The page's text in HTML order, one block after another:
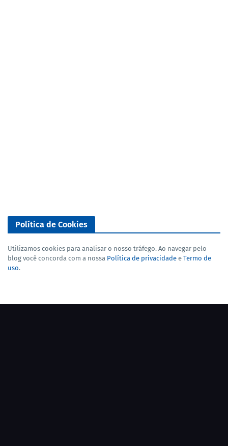
Política de Cookies
Utilizamos cookies para analisar o nosso tráfego. Ao navegar pelo
blog você concorda com a nossa Política de privacidade e Termo de
uso.